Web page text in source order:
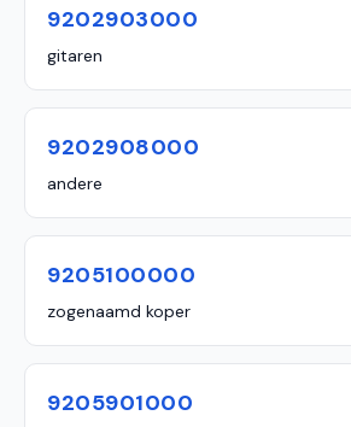
9202903000
gitaren
9202908000
andere
9205100000
zogenaamd koper
9205901000